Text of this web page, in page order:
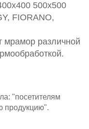
500x500
FIORANO,
мрамор различной
"посетителям
продукцию".